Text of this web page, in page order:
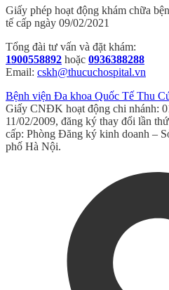
Giấy phép hoạt động khám chữa
tế cấp ngày 09/02/2021
Tổng đài tư vấn và đặt khám:
1900558892 hoặc 0936388288
Email: cskh@thucuchospital.vn
Bệnh viện Đa khoa Quốc Tế Thu
Giấy CNĐK hoạt động chi nhánh:
11/02/2009, đăng ký thay đổi lần
cấp: Phòng Đăng ký kinh doanh –
phố Hà Nội.